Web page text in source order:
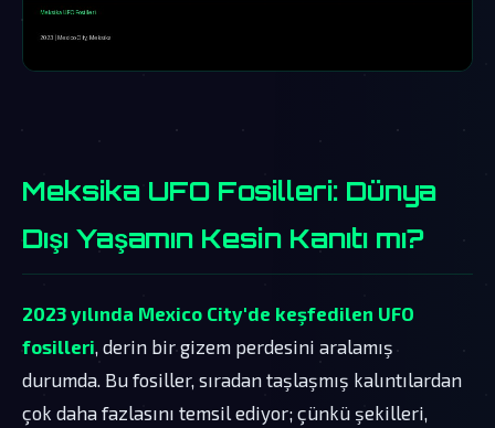
Meksika UFO Fosilleri: Dünya
Dışı Yaşamın Kesin Kanıtı mı?
2023 yılında Mexico City'de keşfedilen UFO
fosilleri , derin bir gizem perdesini aralamış
durumda. Bu fosiller, sıradan taşlaşmış kalıntılardan
çok daha fazlasını temsil ediyor; çünkü şekilleri,